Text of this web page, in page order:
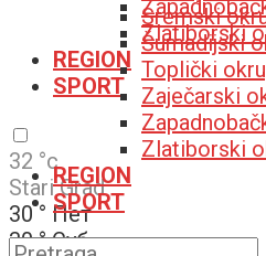
Zlatiborski
REGION
SPORT
32 °c
Stari Grad
30 ° Пет
30 ° Суб
Sremski
Šumadijski
Toplički
Zaječarski
Zlatiborski
REGION
SPORT